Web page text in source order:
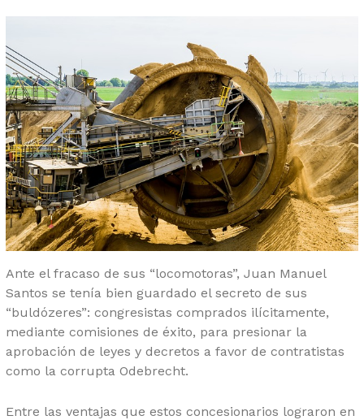
Ante el fracaso de sus “locomotoras”, Juan Manuel
Santos se tenía bien guardado el secreto de sus
“buldózeres”: congresistas comprados ilícitamente,
mediante comisiones de éxito, para presionar la
aprobación de leyes y decretos a favor de contratistas
como la corrupta Odebrecht.
Entre las ventajas que estos concesionarios lograron en